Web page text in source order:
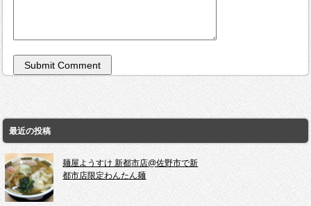
最近の投稿
麺屋ようすけ 新都市店@佐野市で新
都市店限定わんたん麺